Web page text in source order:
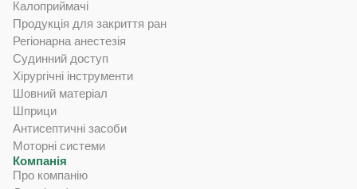
Калоприймачі
Продукція для закриття ран
Регіонарна анестезія
Судинний доступ
Хірургічні інструменти
Шовний матеріал
Шприци
Антисептичні засоби
Моторні системи
Компанія
Про компанію